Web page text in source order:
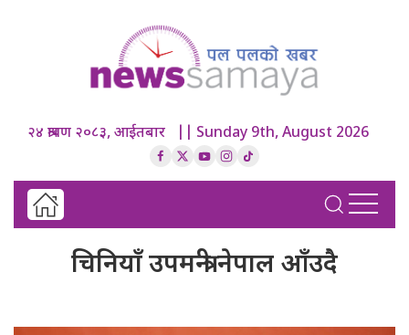
२४ श्रावण २०८३, आईतबार || Sunday 9th, August 2026
चिनियाँ उपमन्त्री नेपाल आँउदै